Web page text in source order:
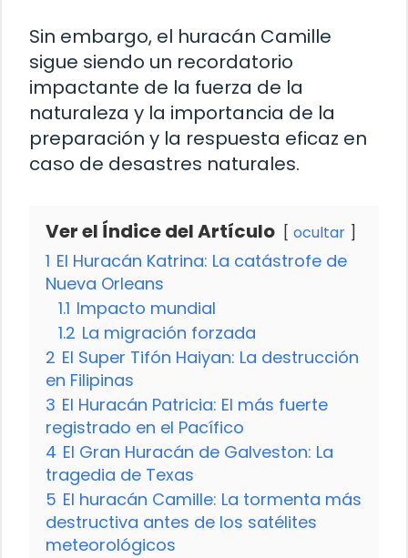
Sin embargo, el huracán Camille
sigue siendo un recordatorio
impactante de la fuerza de la
naturaleza y la importancia de la
preparación y la respuesta eficaz en
caso de desastres naturales.
Ver el Índice del Artículo ocultar
1 El Huracán Katrina: La catástrofe de
Nueva Orleans
1.1 Impacto mundial
1.2 La migración forzada
2 El Super Tifón Haiyan: La destrucción
en Filipinas
3 El Huracán Patricia: El más fuerte
registrado en el Pacífico
4 El Gran Huracán de Galveston: La
tragedia de Texas
5 El huracán Camille: La tormenta más
destructiva antes de los satélites
meteorológicos